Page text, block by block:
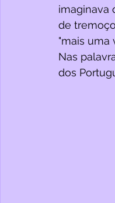
imaginava
de
"mais uma
Nas
dos